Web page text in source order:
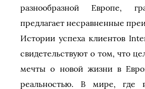
разнообразной Европе,
предлагает несравненные
Истории успеха клиентов
свидетельствуют о том, что
мечты о новой жизни в
реальностью. В мире, где